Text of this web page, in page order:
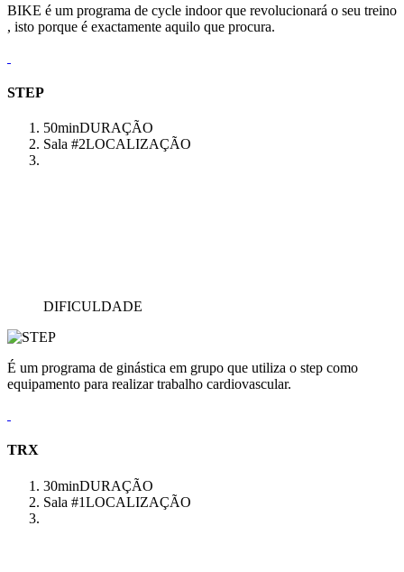
BIKE é um programa de cycle indoor que revolucionará o seu treino
, isto porque é exactamente aquilo que procura.
STEP
50minDURAÇÃO
Sala #2LOCALIZAÇÃO
DIFICULDADE
É um programa de ginástica em grupo que utiliza o step como
equipamento para realizar trabalho cardiovascular.
TRX
30minDURAÇÃO
Sala #1LOCALIZAÇÃO